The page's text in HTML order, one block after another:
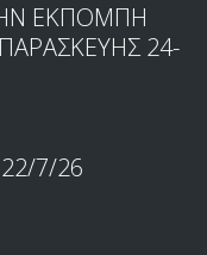
ΕΚΠΟΜΠΗ
ΠΑΡΑΣΚΕΥΗΣ 24-
22/7/26